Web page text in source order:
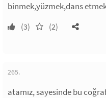
binmek,yüzmek,dans
(3) (2)
265.
atamız, sayesinde bu